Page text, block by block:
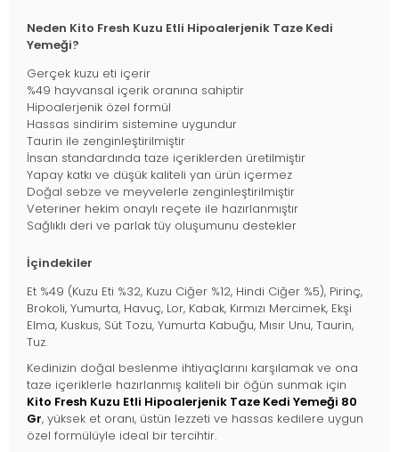
Neden Kito Fresh Kuzu Etli Hipoalerjenik Taze Kedi
Yemeği?
Gerçek kuzu eti içerir
%49 hayvansal içerik oranına sahiptir
Hipoalerjenik özel formül
Hassas sindirim sistemine uygundur
Taurin ile zenginleştirilmiştir
İnsan standardında taze içeriklerden üretilmiştir
Yapay katkı ve düşük kaliteli yan ürün içermez
Doğal sebze ve meyvelerle zenginleştirilmiştir
Veteriner hekim onaylı reçete ile hazırlanmıştır
Sağlıklı deri ve parlak tüy oluşumunu destekler
İçindekiler
Et %49 (Kuzu Eti %32, Kuzu Ciğer %12, Hindi Ciğer %5), Pirinç,
Brokoli, Yumurta, Havuç, Lor, Kabak, Kırmızı Mercimek, Ekşi
Elma, Kuskus, Süt Tozu, Yumurta Kabuğu, Mısır Unu, Taurin,
Tuz.
Kedinizin doğal beslenme ihtiyaçlarını karşılamak ve ona
taze içeriklerle hazırlanmış kaliteli bir öğün sunmak için
Kito Fresh Kuzu Etli Hipoalerjenik Taze Kedi Yemeği 80
Gr, yüksek et oranı, üstün lezzeti ve hassas kedilere uygun
özel formülüyle ideal bir tercihtir.